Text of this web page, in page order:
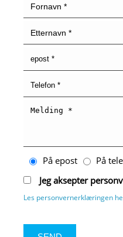
På epost
På
Jeg aksepter
Les personvernerklæringen